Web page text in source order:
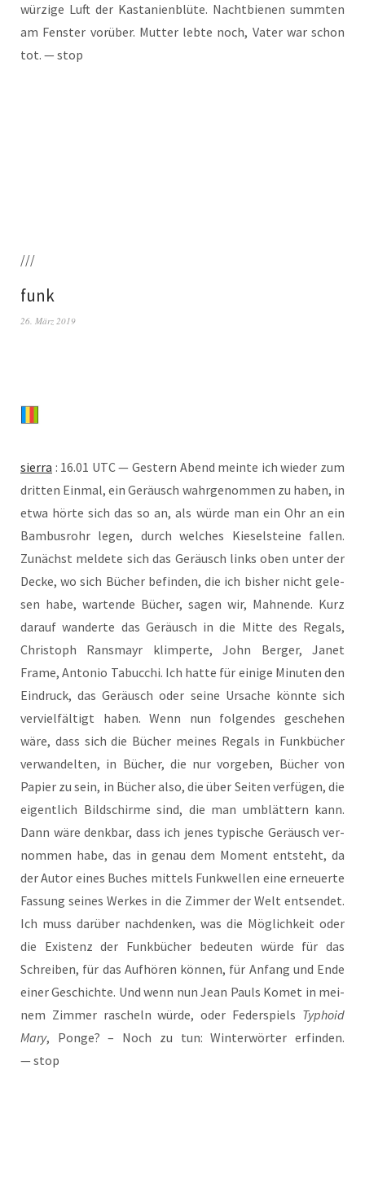
wür­zi­ge Luft der Kas­ta­ni­en­blü­te. Nacht­bie­nen summ­ten
am Fens­ter vor­über. Mut­ter leb­te noch, Vater war schon
tot. — stop
///
funk
26. März 2019
sier­ra : 16.01 UTC — Ges­tern Abend mein­te ich wie­der zum
drit­ten Ein­mal, ein Geräusch wahrgenom­men zu haben, in
etwa hör­te sich das so an, als wür­de man ein Ohr an ein
Bam­bus­rohr leg­en, durch welch­es Kiesel­steine fall­en.
Zunächst mel­de­te sich das Geräusch links oben unter der
Decke, wo sich Büch­er befind­en, die ich bis­her nicht gele­
sen habe, war­ten­de Büch­er, sagen wir, Mah­nende. Kurz
dar­auf wan­derte das Geräusch in die Mit­te des Regals,
Chris­toph Rans­mayr klim­per­te, John Berg­er, Janet
Frame, Anto­nio Tabuc­chi. Ich hat­te für eini­ge Minu­ten den
Ein­druck, das Geräusch oder sei­ne Ursa­che kön­nte sich
ver­viel­fäl­tigt haben. Wenn nun fol­gen­des gesche­hen
wäre, dass sich die Büch­er mei­nes Regals in Funkbüch­er
ver­wan­del­ten, in Büch­er, die nur vor­ge­ben, Bücher von
Papi­er zu sein, in Büch­er also, die über Seit­en ver­fü­gen, die
eigent­lich Bild­schirme sind, die man umblät­tern kann.
Dann wäre denk­bar, dass ich jenes typ­is­che Geräusch ver­
nom­men habe, das in genau dem Moment entste­ht, da
der Autor eines Buch­es mit­tels Funk­wel­len eine erneu­er­te
Fas­sung sei­nes Wer­kes in die Zim­mer der Welt ent­sen­det.
Ich muss dar­über nach­denken, was die Mög­lich­keit oder
die Exis­tenz der Funkbüch­er bedeu­ten wür­de für das
Schrei­ben, für das Auf­hö­ren kön­nen, für Anfang und Ende
ein­er Geschich­te. Und wenn nun Jean Pauls Komet in mei­
nem Zim­mer rascheln wür­de, oder Feder­spiels Typho­id
Mary, Pon­ge? – Noch zu tun: Win­ter­wör­ter erfind­en.
— stop